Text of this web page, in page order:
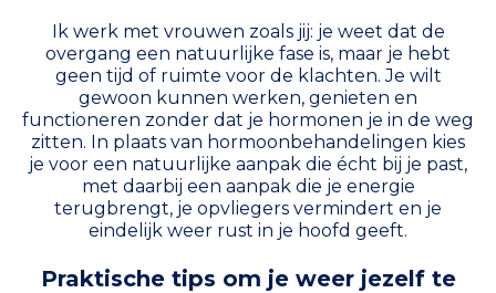
Ik werk met vrouwen zoals jij: je weet dat de
overgang een natuurlijke fase is, maar je hebt
geen tijd of ruimte voor de klachten. Je wilt
gewoon kunnen werken, genieten en
functioneren zonder dat je hormonen je in de weg
zitten. In plaats van hormoonbehandelingen kies
je voor een natuurlijke aanpak die écht bij je past,
met daarbij een aanpak die je energie
terugbrengt, je opvliegers vermindert en je
eindelijk weer rust in je hoofd geeft.
Praktische tips om je weer jezelf te